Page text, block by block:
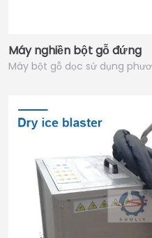
Máy nghiền bột gỗ đứng
Máy bột gỗ dọc sử dụng